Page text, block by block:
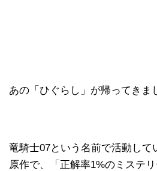
あの「ひぐらし」が帰ってきま
竜騎士07という名前で活動して
原作で、「正解率1%のミステ